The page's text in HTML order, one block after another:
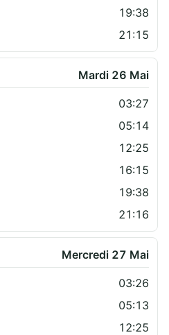
19:38
21:15
Mardi 26 Mai
03:27
05:14
12:25
16:15
19:38
21:16
Mercredi 27 Mai
03:26
05:13
12:25